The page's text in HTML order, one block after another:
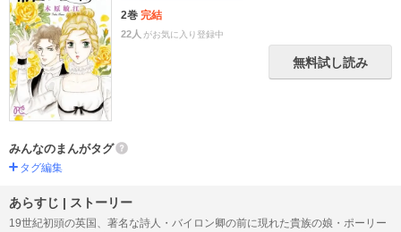
2巻 完結
22人 がお気に入り登録中
無料試し読み
みんなのまんがタグ
タグ編集
あらすじ | ストーリー
19世紀初頭の英国、著名な詩人・バイロン卿の前に現れた貴族の娘・ポーリー